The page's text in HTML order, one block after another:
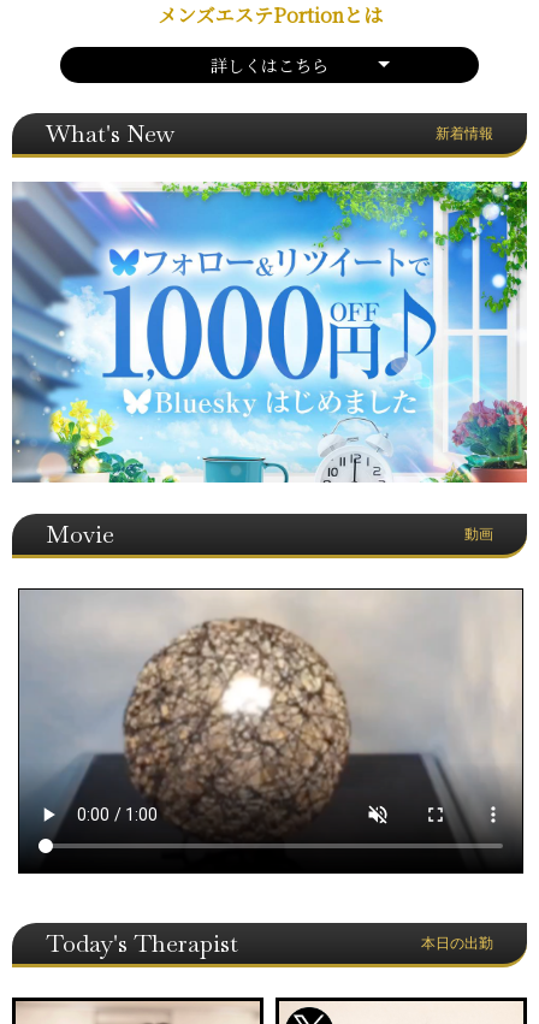
メンズエステPortionとは
詳しくはこちら
What's New 新着情報
Movie 動画
Today's Therapist 本日の出勤